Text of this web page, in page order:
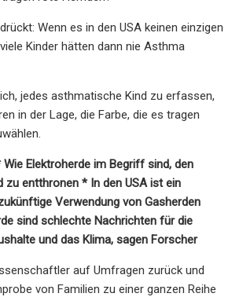
Wenn es in den USA keinen einzigen
Kinder hätten dann nie Asthma
jedes asthmatische Kind zu erfassen,
in der Lage, die Farbe, die es tragen
Wie Elektroherde im Begriff sind, den
zu entthronen * In den USA ist ein
Verwendung von Gasherden
sind schlechte Nachrichten für die
und das Klima, sagen Forscher
auf Umfragen zurück und
von Familien zu einer ganzen Reihe